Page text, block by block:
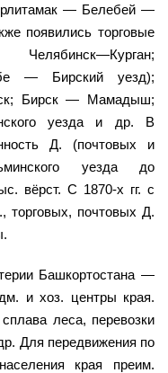
— Белебей —
появились торговые
— Бирский уезд);
Бирск — Мамадыш;
уезда и др. В
Д. (почтовых и
уезда до
вёрст. С 1870-х гг. с
торговых, почтовых Д.
Башкортостана —
и хоз. центры края.
леса, перевозки
Для передвижения по
края преим.